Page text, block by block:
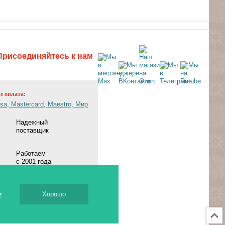
к нам
оплата:
Надежный
поставщик
Работаем
с 2001 года
Хорошо